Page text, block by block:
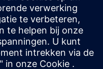
terwijl het gebruik
tot een minimum